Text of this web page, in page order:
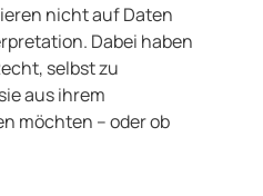
nicht auf Daten
Dabei haben
selbst zu
aus ihrem
möchten – oder ob